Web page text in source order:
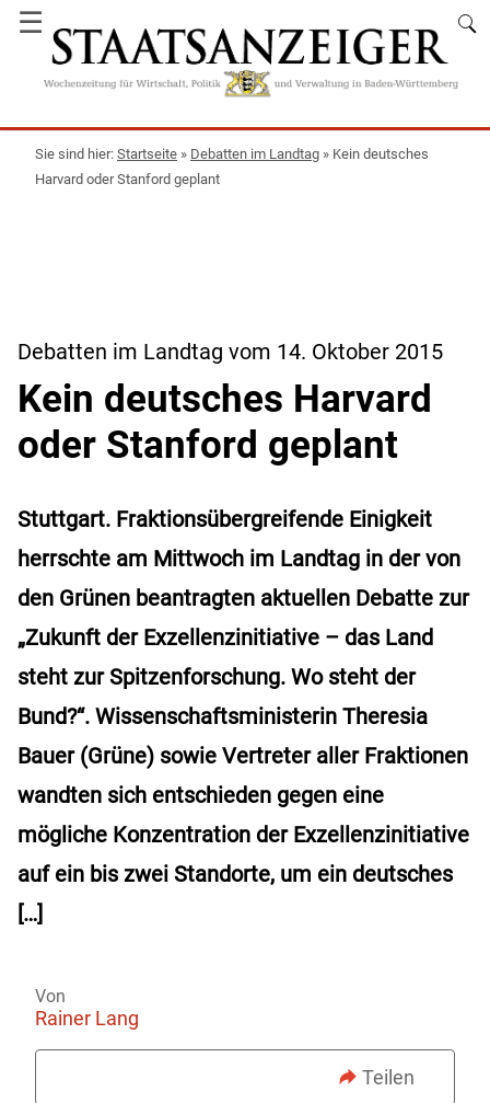
☰
Startseite » Debatten im Landtag » Kein deutsches
Harvard oder Stanford geplant
Debatten im Landtag vom 14. Oktober 2015
Kein deutsches Harvard
oder Stanford geplant
Stuttgart. Fraktionsübergreifende Einigkeit
herrschte am Mittwoch im Landtag in der von
den Grünen beantragten aktuellen Debatte zur
„Zukunft der Exzellenzinitiative – das Land
steht zur Spitzenforschung. Wo steht der
Bund?“. Wissenschaftsministerin Theresia
Bauer (Grüne) sowie Vertreter aller Fraktionen
wandten sich entschieden gegen eine
mögliche Konzentration der Exzellenzinitiative
auf ein bis zwei Standorte, um ein deutsches
[…]
Von
Rainer Lang
Teilen